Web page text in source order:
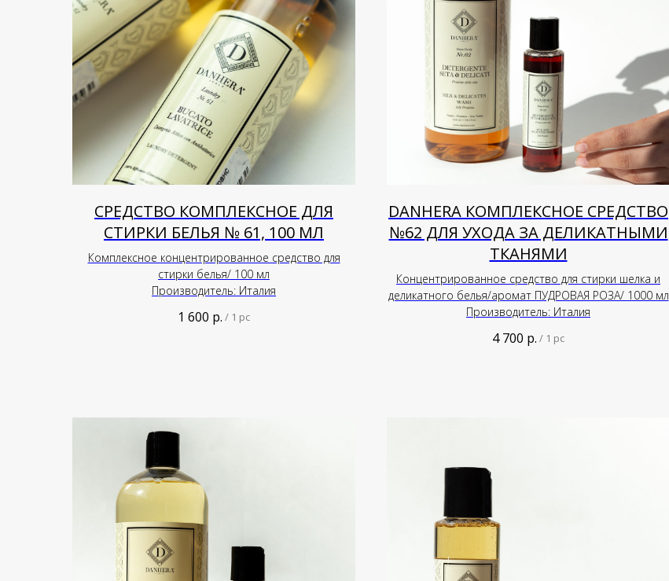
СРЕДСТВО КОМПЛЕКСНОЕ ДЛЯ
СТИРКИ БЕЛЬЯ № 61, 100 МЛ
Комплексное концентрированное средство для
стирки белья/ 100 мл
Производитель: Италия
1 600 р. / 1 pc
DANHERA КОМПЛЕКСНОЕ СРЕДСТВО
№62 ДЛЯ УХОДА ЗА ДЕЛИКАТНЫМИ
ТКАНЯМИ
Концентрированное средство для стирки шелка и
деликатного белья/аромат ПУДРОВАЯ РОЗА/ 1000 мл
Производитель: Италия
4 700 р. / 1 pc